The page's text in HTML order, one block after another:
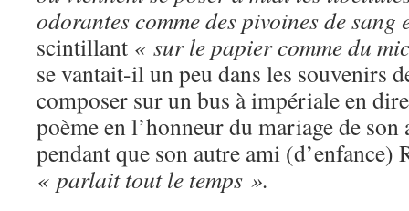
odorantes comme des pivoines de sang
scintillant « sur le papier comme du
se vantait-il un peu dans les souvenirs
composer sur un bus à impériale en
poème en l’honneur du mariage de
pendant que son autre ami (d’enfance)
« parlait tout le temps ».